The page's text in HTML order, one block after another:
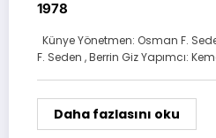
1978
Künye Yönetmen: Osman F.
F. Seden , Berrin Giz Yapımcı:
Daha fazlasını oku